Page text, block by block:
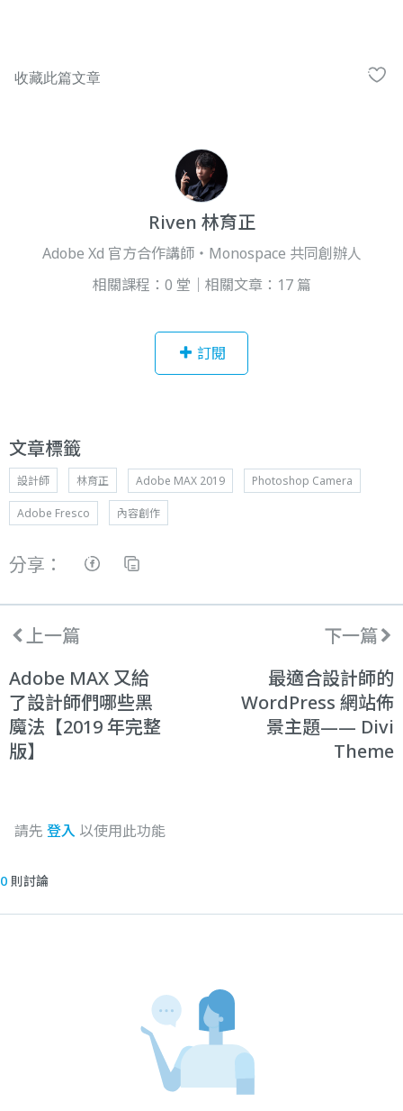
Riven 林育正
Adobe Xd 官方合作講師・Monospace 共同創辦人
相關課程：0 堂｜相關文章：17 篇
訂閱
文章標籤
設計師 林育正 Adobe MAX 2019 Photoshop Camera
Adobe Fresco 內容創作
分享：
上一篇
Adobe MAX 又給
了設計師們哪些黑
魔法【2019 年完整
版】
下一篇
最適合設計師的
WordPress 網站佈
景主題—— Divi
Theme
請先 登入 以使用此功能
0 則討論